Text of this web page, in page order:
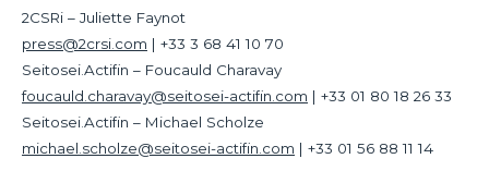
2CSRi – Juliette Faynot
press@2crsi.com | +33 3 68 41 10 70
Seitosei.Actifin – Foucauld Charavay
foucauld.charavay@seitosei-actifin.com | +33 01 80 18 26 33
Seitosei.Actifin – Michael Scholze
michael.scholze@seitosei-actifin.com | +33 01 56 88 11 14